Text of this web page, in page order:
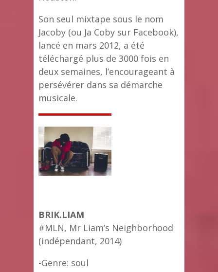
Son seul mixtape sous le nom
Jacoby (ou Ja Coby sur Facebook),
lancé en mars 2012, a été
téléchargé plus de 3000 fois en
deux semaines, l’encourageant à
persévérer dans sa démarche
musicale.
BRIK.LIAM
#MLN, Mr Liam’s Neighborhood
(indépendant, 2014)
-Genre: soul